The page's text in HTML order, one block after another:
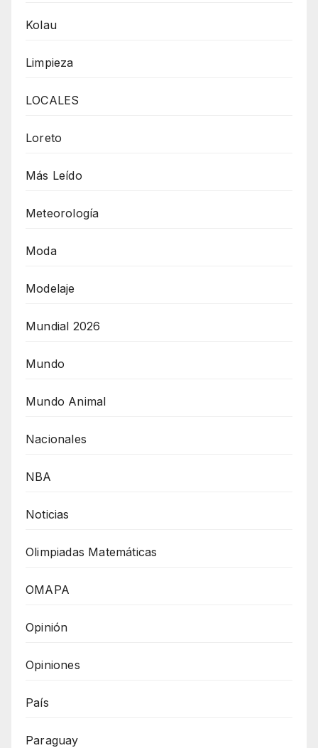
Kolau
Limpieza
LOCALES
Loreto
Más Leído
Meteorología
Moda
Modelaje
Mundial 2026
Mundo
Mundo Animal
Nacionales
NBA
Noticias
Olimpiadas Matemáticas
OMAPA
Opinión
Opiniones
País
Paraguay